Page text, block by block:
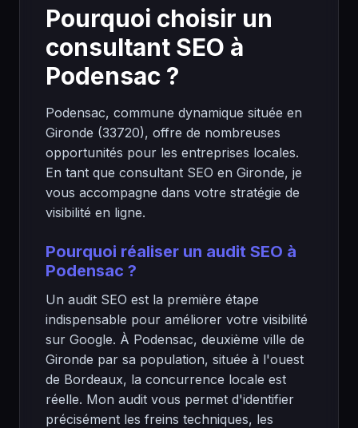
Pourquoi choisir un
consultant SEO à
Podensac ?
Podensac, commune dynamique située en
Gironde (33720), offre de nombreuses
opportunités pour les entreprises locales.
En tant que consultant SEO en Gironde, je
vous accompagne dans votre stratégie de
visibilité en ligne.
Pourquoi réaliser un audit SEO à
Podensac ?
Un audit SEO est la première étape
indispensable pour améliorer votre visibilité
sur Google. À Podensac, deuxième ville de
Gironde par sa population, située à l'ouest
de Bordeaux, la concurrence locale est
réelle. Mon audit vous permet d'identifier
précisément les freins techniques, les